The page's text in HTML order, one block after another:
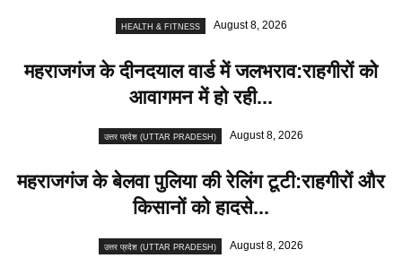
HEALTH & FITNESS August 8, 2026
महराजगंज के दीनदयाल वार्ड में जलभराव:राहगीरों को
आवागमन में हो रही...
उत्तर प्रदेश (UTTAR PRADESH) August 8, 2026
महराजगंज के बेलवा पुलिया की रेलिंग टूटी:राहगीरों और
किसानों को हादसे...
उत्तर प्रदेश (UTTAR PRADESH) August 8, 2026